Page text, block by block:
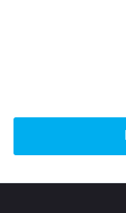
ПОИСК НА